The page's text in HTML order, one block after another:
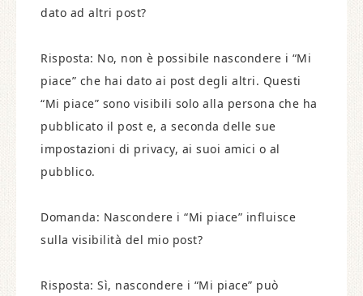
dato ad altri post?
Risposta: No, non è possibile nascondere i “Mi
piace” che hai dato ai post degli altri. Questi
“Mi piace” sono visibili solo alla persona che ha
pubblicato il post e, a seconda delle sue
impostazioni di privacy, ai suoi amici o al
pubblico.
Domanda: Nascondere i “Mi piace” influisce
sulla visibilità del mio post?
Risposta: Sì, nascondere i “Mi piace” può